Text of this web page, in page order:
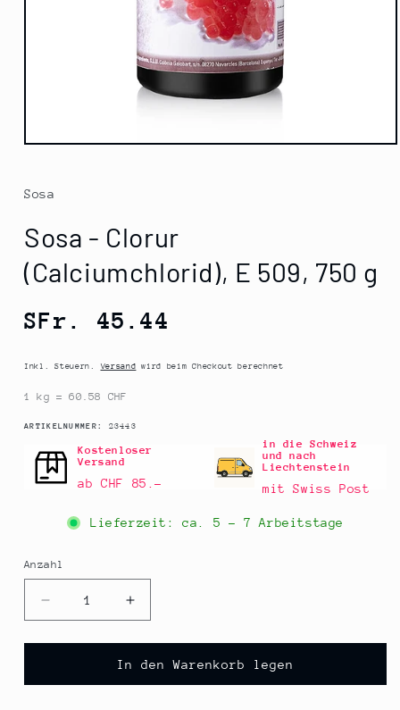
Medien
Modal
öffnen
Sosa
Sosa - Clorur
(Calciumchlorid), E 509, 750 g
Normaler
SFr. 45.44
Inkl. Steuern.Versand wird beim Checkout berechnet
1 kg = 60.58 CHF
ARTIKELNUMMER: SKU:
23443
Kostenloser
Versand
ab CHF 85.–
in die Schweiz
und nach
Liechtenstein
mit Swiss Post
Lieferzeit: ca. 5 - 7 Arbeitstage
Anzahl
Anzahl
Verringere
die
Menge
Sosa
Erhöhe
die
Menge
für
Sosa
In den Warenkorb legen